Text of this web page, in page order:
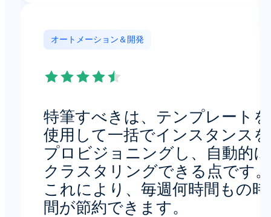
オートメーション＆開発
特筆すべきは、テンプレートを
使用して一括でインスタンスを
プロビジョニングし、自動的に
クラスタリングできる点です。
これにより、毎週何時間もの時
間が節約できます。